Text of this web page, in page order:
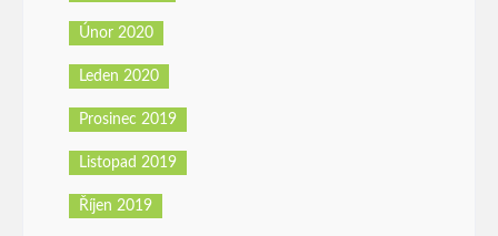
Únor 2020
Leden 2020
Prosinec 2019
Listopad 2019
Říjen 2019